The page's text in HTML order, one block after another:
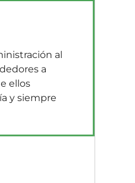
al
a
ellos
y siempre